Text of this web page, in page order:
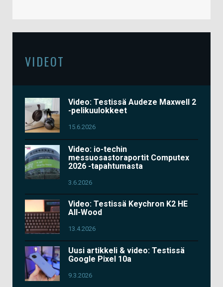
VIDEOT
Video: Testissä Audeze Maxwell 2
-pelikuulokkeet
15.6.2026
Video: io-techin
messuosastoraportit Computex
2026 -tapahtumasta
3.6.2026
Video: Testissä Keychron K2 HE
All-Wood
13.4.2026
Uusi artikkeli & video: Testissä
Google Pixel 10a
9.3.2026